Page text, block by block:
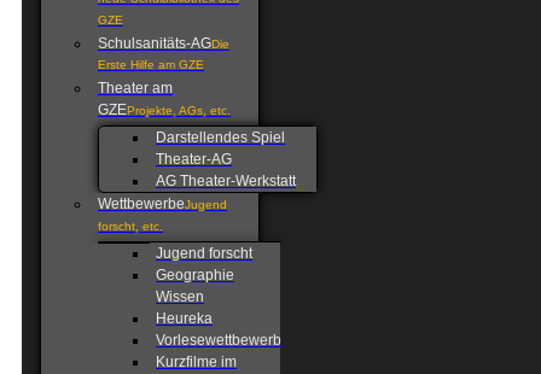
GZE
Schulsanitäts-AGDie
Erste Hilfe am GZE
Theater am
GZEProjekte, AGs, etc.
Darstellendes Spiel
Theater-AG
AG Theater-Werkstatt
WettbewerbeJugend
forscht, etc.
Jugend forscht
Geographie
Wissen
Heureka
Vorlesewettbewerb
Kurzfilme im